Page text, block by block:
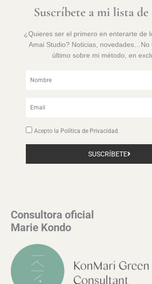
Suscríbete a mi lista
¿Quieres ser el primero en enterarte de
Amai Studio? Noticias, novedades…No
último sobre mi método, en
Aceptación
Acepto la Política de Privacidad
SUSCRÍBETE
Consultora oficial
Marie Kondo